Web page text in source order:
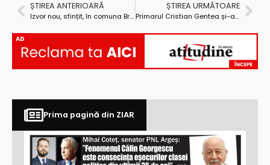
ȘTIREA ANTERIOARĂ
Izvor nou, sfințit, în comuna Bradu
ȘTIREA URMĂTOARE
Primarul Cristian Gentea și-a făcut abonament de autobuz!
AD
Prima pagină din ZIAR